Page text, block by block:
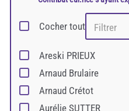
Cocher tout
Areski PRIEUX
Arnaud Brulaire
Arnaud Crétot
Aurélie SUTTER